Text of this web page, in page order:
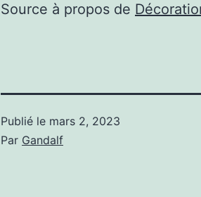
Source à propos de
Publié le mars 2, 2023
Par Gandalf